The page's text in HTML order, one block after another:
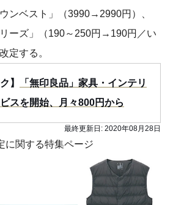
ンベスト」（3990→2990円）、
リーズ」（190～250円→190円／い
定する。
】
「無印良品」家具・インテリ
スを開始、月々800円から
最終更新日: 2020年08月28日
に関する特集ページ